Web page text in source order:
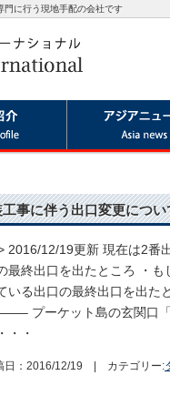
門に行う現地手配の会社です
事に伴う出口変更につい
2016/12/19更新 現在は2番
最終出口を出たところ ・
いる出口の最終出口を出た
プーケット島の玄関口「
・・
日：2016/12/19 | カテゴリー: